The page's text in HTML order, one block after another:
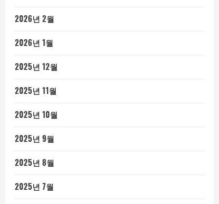
2026년 2월
2026년 1월
2025년 12월
2025년 11월
2025년 10월
2025년 9월
2025년 8월
2025년 7월